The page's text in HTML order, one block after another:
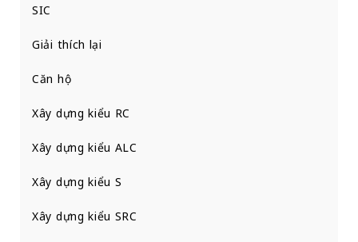
SIC
Giải thích lại
Căn hộ
Xây dựng kiểu RC
Xây dựng kiểu ALC
Xây dựng kiểu S
Xây dựng kiểu SRC